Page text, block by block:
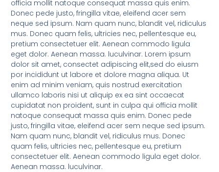
officia mollit natoque consequat massa quis enim.
Donec pede justo, fringilla vitae, eleifend acer sem
neque sed ipsum. Nam quam nunc, blandit vel, ridiculus
mus. Donec quam felis, ultricies nec, pellentesque eu,
pretium consectetuer elit. Aenean commodo ligula
eget dolor. Aenean massa. luculvinar. Lorem ipsum
dolor sit amet, consectet adipiscing elit,sed do eiusm
por incididunt ut labore et dolore magna aliqua. Ut
enim ad minim veniam, quis nostrud exercitation
ullamco laboris nisi ut aliquip ex ea sint occaecat
cupidatat non proident, sunt in culpa qui officia mollit
natoque consequat massa quis enim. Donec pede
justo, fringilla vitae, eleifend acer sem neque sed ipsum.
Nam quam nunc, blandit vel, ridiculus mus. Donec
quam felis, ultricies nec, pellentesque eu, pretium
consectetuer elit. Aenean commodo ligula eget dolor.
Aenean massa. luculvinar.